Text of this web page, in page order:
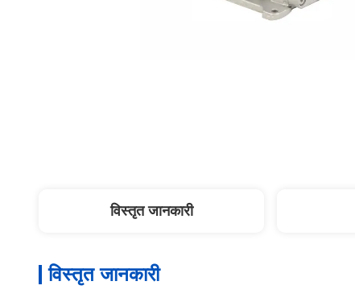
विस्तृत जानकारी
विस्तृत जानकारी